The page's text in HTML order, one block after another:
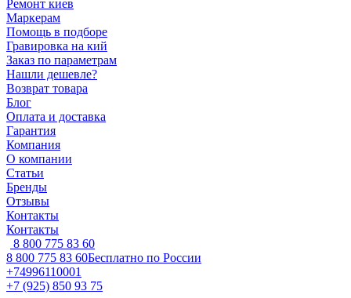
Ремонт киев
Маркерам
Помощь в подборе
Гравировка на кий
Заказ по параметрам
Нашли дешевле?
Возврат товара
Блог
Оплата и доставка
Гарантия
Компания
О компании
Статьи
Бренды
Отзывы
Контакты
Контакты
8 800 775 83 60
8 800 775 83 60Бесплатно по России
+74996110001
+7 (925) 850 93 75